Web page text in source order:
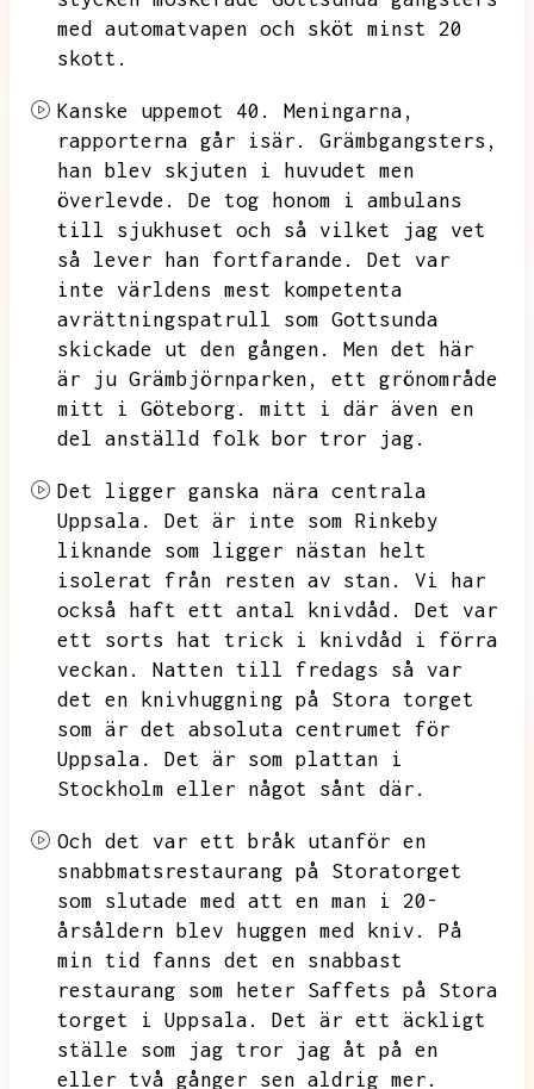
med automatvapen och sköt minst 20
skott.
Kanske uppemot 40.
Meningarna,
rapporterna går isär.
Grämbgangsters,
han blev skjuten i huvudet men
överlevde.
De tog honom i ambulans
till sjukhuset och så vilket jag vet
så lever han fortfarande.
Det var
inte världens mest kompetenta
avrättningspatrull som Gottsunda
skickade ut den gången.
Men det här
är ju Grämbjörnparken,
ett grönområde
mitt i Göteborg.
mitt i där även en
del anställd folk bor tror jag.
Det ligger ganska nära centrala
Uppsala.
Det är inte som Rinkeby
liknande som ligger nästan helt
isolerat från resten av stan.
Vi har
också haft ett antal knivdåd.
Det var
ett sorts hat trick i knivdåd i förra
veckan.
Natten till fredags så var
det en knivhuggning på Stora torget
som är det absoluta centrumet för
Uppsala.
Det är som plattan i
Stockholm eller något sånt där.
Och det var ett bråk utanför en
snabbmatsrestaurang på Storatorget
som slutade med att en man i 20-
årsåldern blev huggen med kniv.
På
min tid fanns det en snabbast
restaurang som heter Saffets på Stora
torget i Uppsala.
Det är ett äckligt
ställe som jag tror jag åt på en
eller två gånger sen aldrig mer.